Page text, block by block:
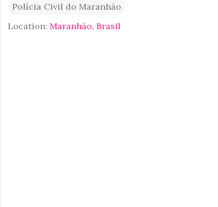
Polícia Civil do Maranhão
Location: Maranhão, Brasil